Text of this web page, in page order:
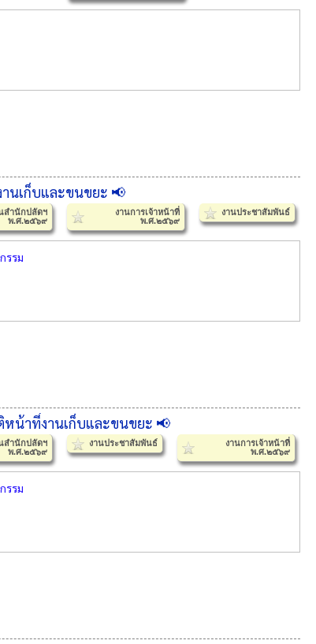
นเก็บและขนขยะ 📢
งานประชาสัมพันธ์
งานการเจ้าหน้าที่
พ.ศ.๒๕๖๙
สำนักปลัดฯ
พ.ศ.๒๕๖๙
รรม
หน้าที่งานเก็บและขนขยะ 📢
งานการเจ้าหน้าที่
พ.ศ.๒๕๖๙
งานประชาสัมพันธ์
สำนักปลัดฯ
พ.ศ.๒๕๖๙
รรม